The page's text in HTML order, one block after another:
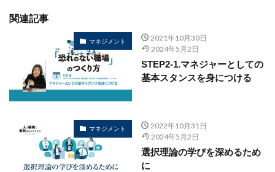
関連記事
マネジメント
2021年10月30日
2024年5月2日
STEP2-1.マネジャーとしての
基本スタンスを身につける
マネジメント
2022年10月31日
2024年5月2日
選択理論の学びを深めるため
に